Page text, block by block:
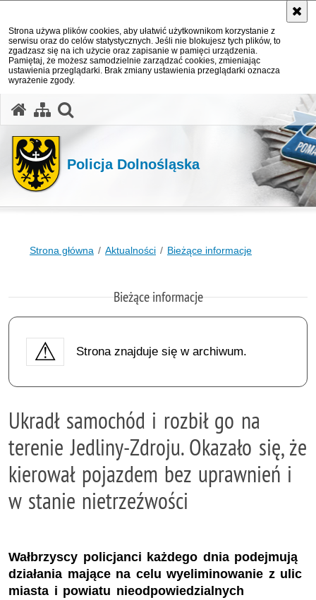
Strona używa plików cookies, aby ułatwić użytkownikom korzystanie z
serwisu oraz do celów statystycznych. Jeśli nie blokujesz tych plików, to
zgadzasz się na ich użycie oraz zapisanie w pamięci urządzenia.
Pamiętaj, że możesz samodzielnie zarządzać cookies, zmieniając
ustawienia przeglądarki. Brak zmiany ustawienia przeglądarki oznacza
wyrażenie zgody.
Policja Dolnośląska
Strona główna Aktualności Bieżące informacje
Bieżące informacje
Strona znajduje się w archiwum.
Ukradł samochód i rozbił go na
terenie Jedliny-Zdroju. Okazało się, że
kierował pojazdem bez uprawnień i
w stanie nietrzeźwości
Wałbrzyscy policjanci każdego dnia podejmują
działania mające na celu wyeliminowanie z ulic
miasta i powiatu nieodpowiedzialnych